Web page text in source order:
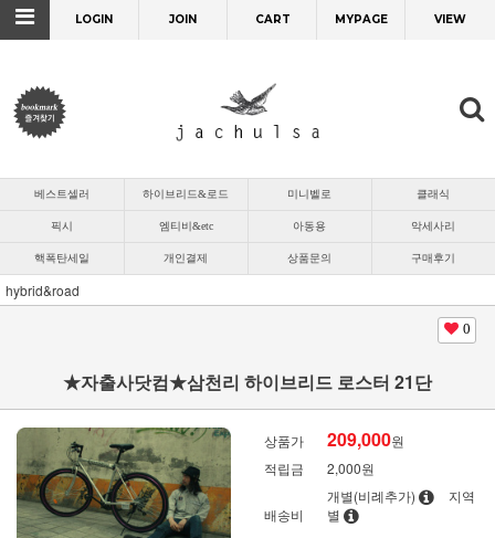
LOGIN JOIN CART MYPAGE VIEW
베스트셀러 하이브리드&로드 미니벨로 클래식
픽시 엠티비&etc 아동용 악세사리
핵폭탄세일 개인결제 상품문의 구매후기
hybrid&road
0
★자출사닷컴★삼천리 하이브리드 로스터 21단
상품가 209,000원
적립금
2,000원
배송비
개별(비례추가)
지역
별